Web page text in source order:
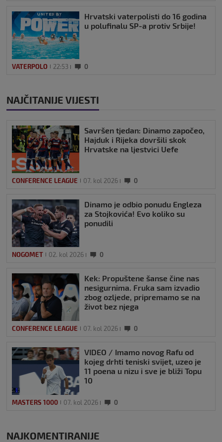
Hrvatski vaterpolisti do 16 godina
u polufinalu SP-a protiv Srbije!
VATERPOLO 22:53 0
NAJČITANIJE VIJESTI
Savršen tjedan: Dinamo započeo,
Hajduk i Rijeka dovršili skok
Hrvatske na ljestvici Uefe
CONFERENCE LEAGUE 07. kol 2026 0
Dinamo je odbio ponudu Engleza
za Stojkovića! Evo koliko su
ponudili
NOGOMET 02. kol 2026 0
Kek: Propuštene šanse čine nas
nesigurnima. Fruka sam izvadio
zbog ozljede, pripremamo se na
život bez njega
CONFERENCE LEAGUE 07. kol 2026 0
VIDEO / Imamo novog Rafu od
kojeg drhti teniski svijet, uzeo je
11 poena u nizu i sve je bliži Topu
10
MASTERS 1000 07. kol 2026 0
NAJKOMENTIRANIJE